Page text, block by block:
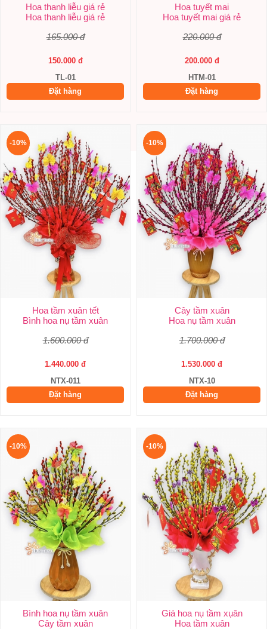
Hoa thanh liễu giá rẻ
Hoa thanh liễu giá rẻ
165.000 đ
150.000 đ
TL-01
Đặt hàng
Hoa tuyết mai
Hoa tuyết mai giá rẻ
220.000 đ
200.000 đ
HTM-01
Đặt hàng
-10%
Hoa tầm xuân tết
Bình hoa nụ tầm xuân
1.600.000 đ
1.440.000 đ
NTX-011
Đặt hàng
-10%
Cây tầm xuân
Hoa nụ tầm xuân
1.700.000 đ
1.530.000 đ
NTX-10
Đặt hàng
-10%
Bình hoa nụ tầm xuân
Cây tầm xuân
-10%
Giá hoa nụ tầm xụân
Hoa tầm xuân